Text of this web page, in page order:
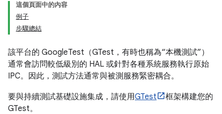
這個頁面中的內容
例子
步驟總結
該平台的 GoogleTest（GTest，有時也稱為“本機測試”）
通常會訪問較低級別的 HAL 或針對各種系統服務執行原始
IPC。因此，測試方法通常與被測服務緊密耦合。
要與持續測試基礎設施集成，請使用GTest
框架構建您的
GTest。